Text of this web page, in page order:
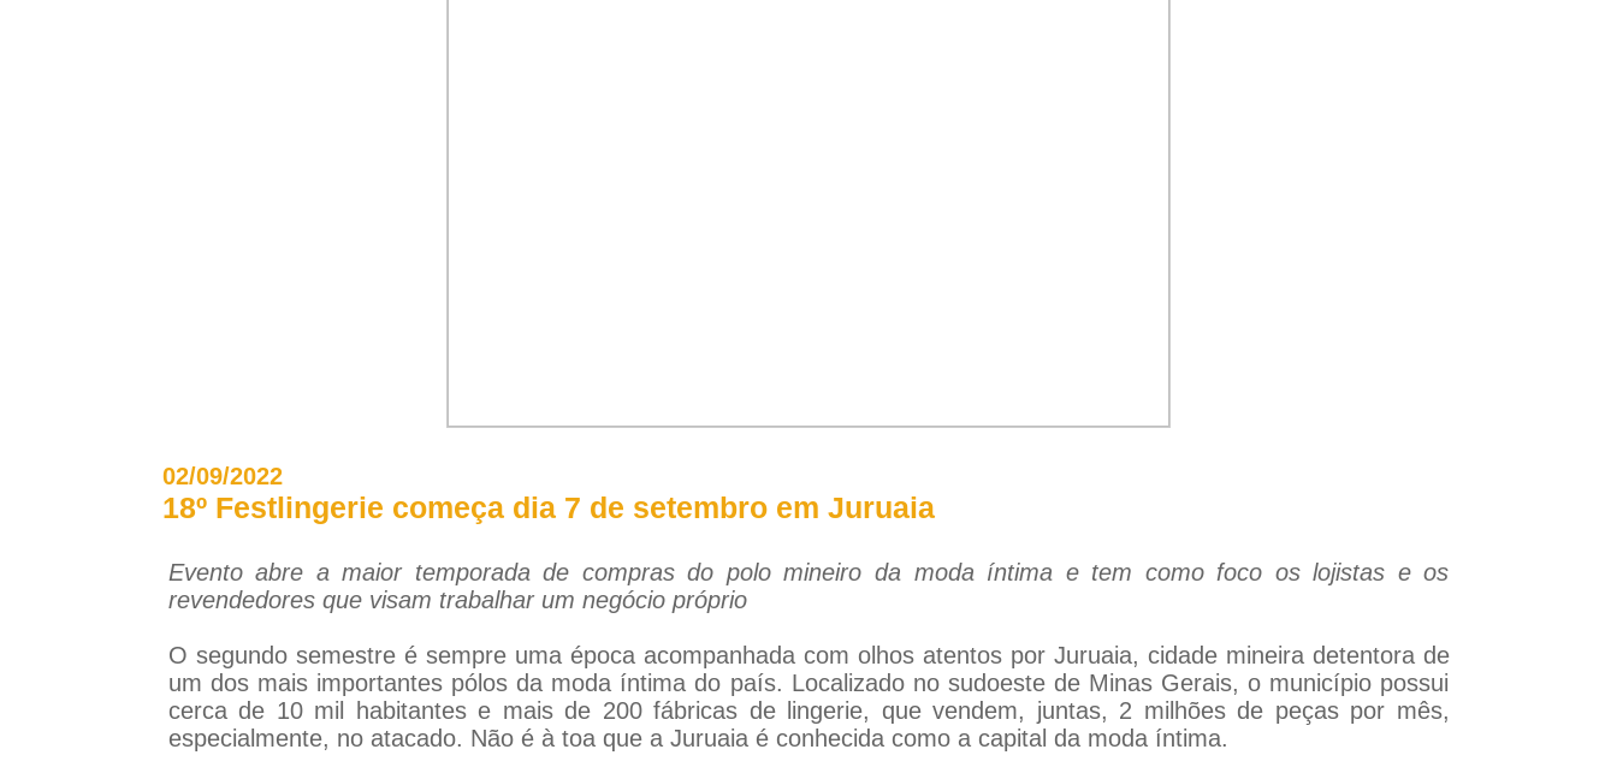
02/09/2022
18º Festlingerie começa dia 7 de setembro em Juruaia
Evento abre a maior temporada de compras do polo mineiro da moda íntima e tem como foco os lojistas e os
revendedores que visam trabalhar um negócio próprio
O segundo semestre é sempre uma época acompanhada com olhos atentos por Juruaia, cidade mineira detentora de
um dos mais importantes pólos da moda íntima do país. Localizado no sudoeste de Minas Gerais, o município possui
cerca de 10 mil habitantes e mais de 200 fábricas de lingerie, que vendem, juntas, 2 milhões de peças por mês,
especialmente, no atacado. Não é à toa que a Juruaia é conhecida como a capital da moda íntima.